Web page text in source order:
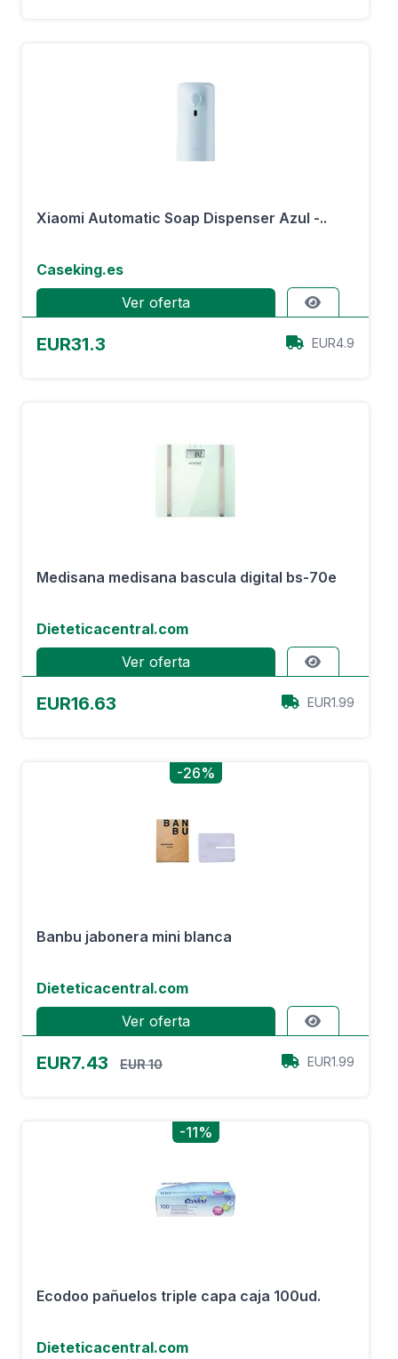
Xiaomi Automatic Soap Dispenser Azul -..
Caseking.es
Ver oferta
EUR31.3 EUR4.9
Medisana medisana bascula digital bs-70e
Dieteticacentral.com
Ver oferta
EUR16.63 EUR1.99
-26%
Banbu jabonera mini blanca
Dieteticacentral.com
Ver oferta
EUR7.43 EUR 10 EUR1.99
-11%
Ecodoo pañuelos triple capa caja 100ud.
Dieteticacentral.com